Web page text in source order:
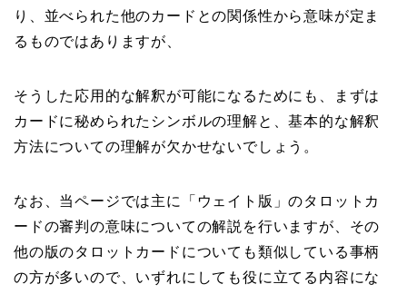
り、並べられた他のカードとの関係性から意味が定ま
るものではありますが、
そうした応用的な解釈が可能になるためにも、まずは
カードに秘められたシンボルの理解と、基本的な解釈
方法についての理解が欠かせないでしょう。
なお、当ページでは主に「ウェイト版」のタロットカ
ードの審判の意味についての解説を行いますが、その
他の版のタロットカードについても類似している事柄
の方が多いので、いずれにしても役に立てる内容にな